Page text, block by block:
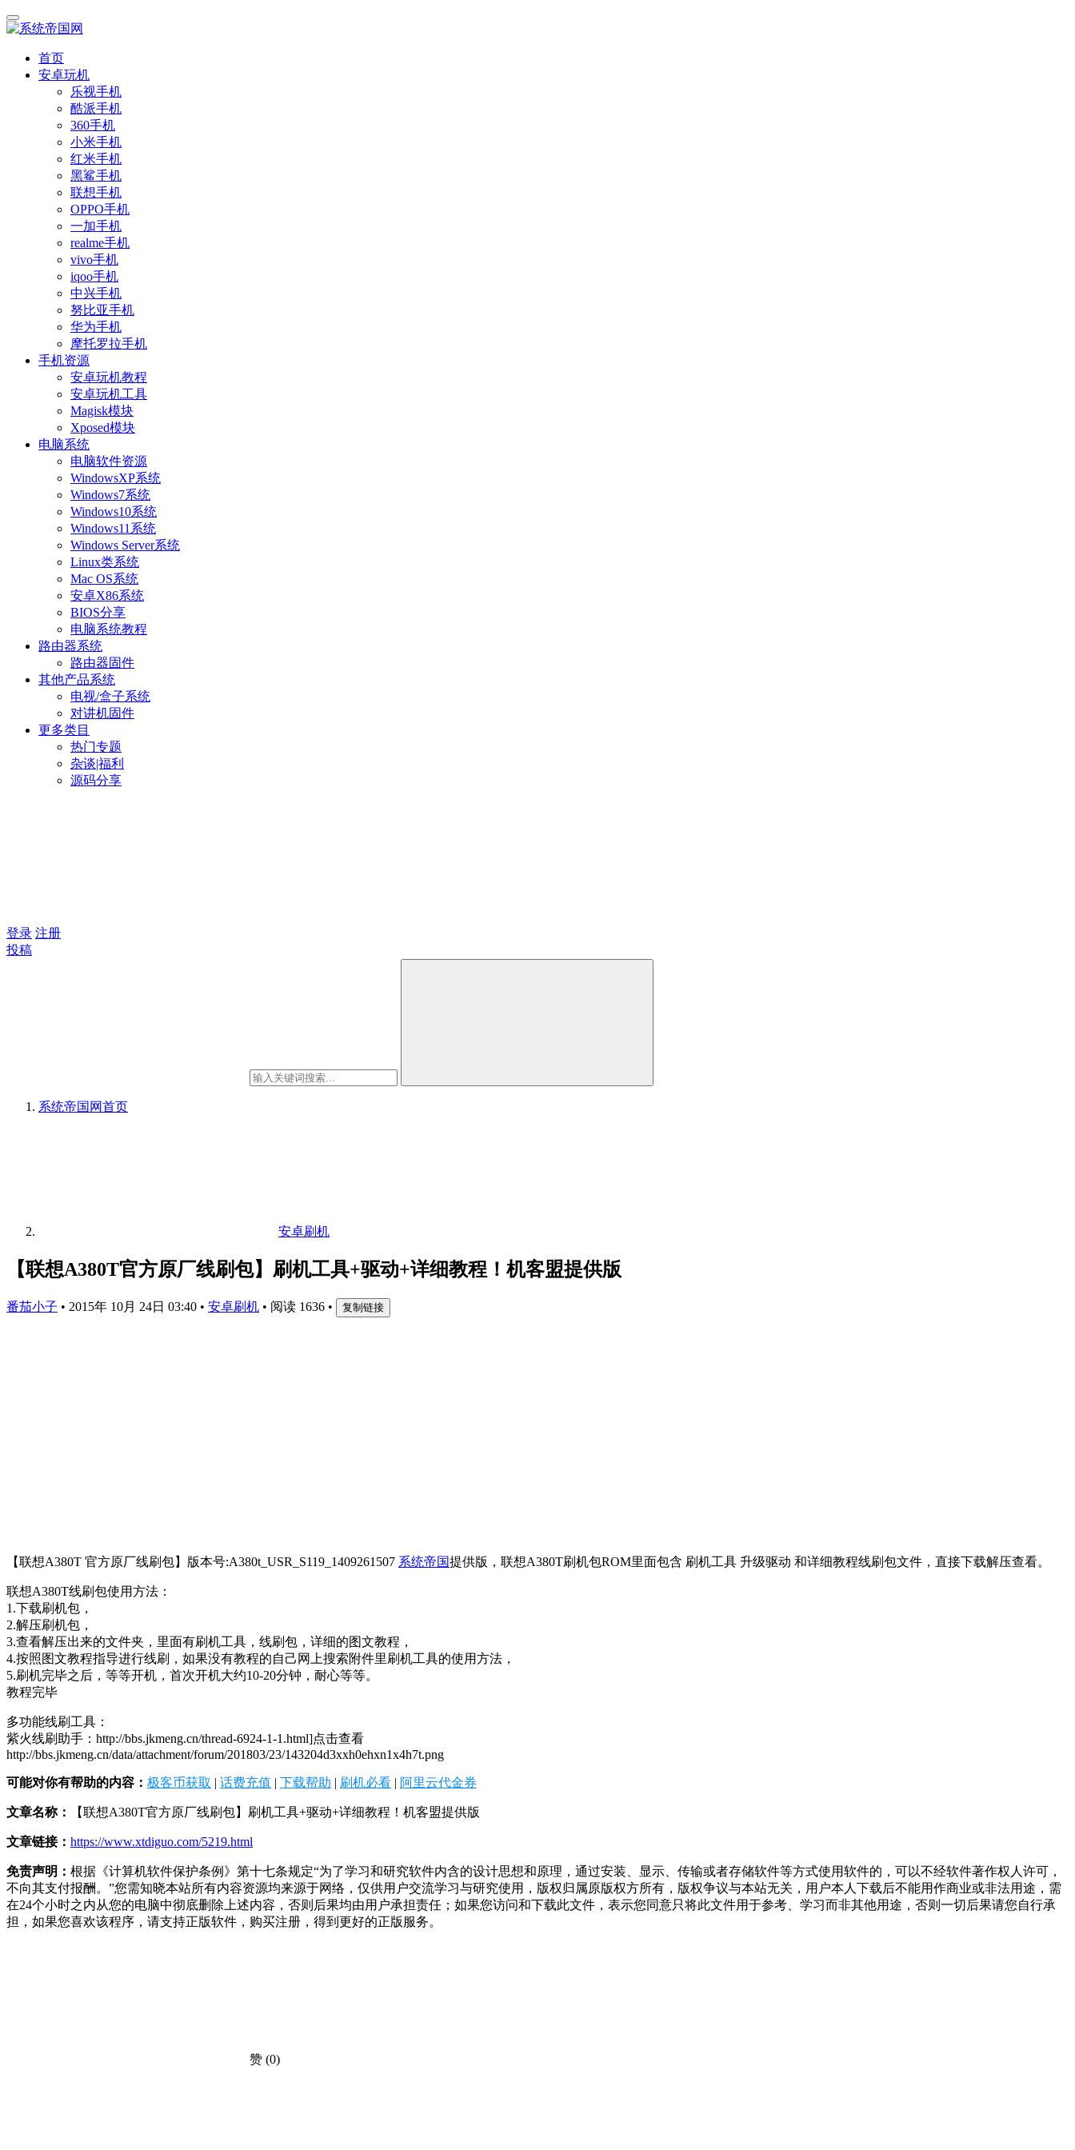
首页
安卓玩机
乐视手机
酷派手机
360手机
小米手机
红米手机
黑鲨手机
联想手机
OPPO手机
一加手机
realme手机
vivo手机
iqoo手机
中兴手机
努比亚手机
华为手机
摩托罗拉手机
手机资源
安卓玩机教程
安卓玩机工具
Magisk模块
Xposed模块
电脑系统
电脑软件资源
WindowsXP系统
Windows7系统
Windows10系统
Windows11系统
Windows Server系统
Linux类系统
Mac OS系统
安卓X86系统
BIOS分享
电脑系统教程
路由器系统
路由器固件
其他产品系统
电视/盒子系统
对讲机固件
更多类目
热门专题
杂谈|福利
源码分享
登录 注册
投稿
系统帝国网首页
安卓刷机
【联想A380T官方原厂线刷包】刷机工具+驱动+详细教程！机客盟提供版
番茄小子 • 2015年 10月 24日 03:40 • 安卓刷机 • 阅读 1636 • 复制链接
【联想A380T 官方原厂线刷包】版本号:A380t_USR_S119_1409261507 系统帝国提供版，联想A380T刷机包ROM里面包含 刷机工具 升级驱动 和详细教程线刷包文件，直接下载解压查看。
联想A380T线刷包使用方法：
1.下载刷机包，
2.解压刷机包，
3.查看解压出来的文件夹，里面有刷机工具，线刷包，详细的图文教程，
4.按照图文教程指导进行线刷，如果没有教程的自己网上搜索附件里刷机工具的使用方法，
5.刷机完毕之后，等等开机，首次开机大约10-20分钟，耐心等等。
教程完毕
多功能线刷工具：
紫火线刷助手：http://bbs.jkmeng.cn/thread-6924-1-1.html]点击查看
http://bbs.jkmeng.cn/data/attachment/forum/201803/23/143204d3xxh0ehxn1x4h7t.png
可能对你有帮助的内容： 极客币获取 | 话费充值 | 下载帮助 | 刷机必看 | 阿里云代金券
文章名称： 【联想A380T官方原厂线刷包】刷机工具+驱动+详细教程！机客盟提供版
文章链接： https://www.xtdiguo.com/5219.html
免责声明： 根据《计算机软件保护条例》第十七条规定“为了学习和研究软件内含的设计思想和原理，通过安装、显示、传输或者存储软件等方式使用软件的，可以不经软件著作权人许可，
不向其支付报酬。”您需知晓本站所有内容资源均来源于网络，仅供用户交流学习与研究使用，版权归属原版权方所有，版权争议与本站无关，用户本人下载后不能用作商业或非法用途，需
在24个小时之内从您的电脑中彻底删除上述内容，否则后果均由用户承担责任；如果您访问和下载此文件，表示您同意只将此文件用于参考、学习而非其他用途，否则一切后果请您自行承
担，如果您喜欢该程序，请支持正版软件，购买注册，得到更好的正版服务。
赞 (0)